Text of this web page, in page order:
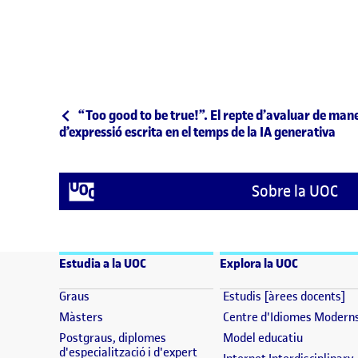
Navegació d'entrades
Entrada anterior
“Too good to be true!”. El repte d’avaluar de
d’expressió escrita en el temps de la IA generativa
Sobre la UOC
Estudia a la UOC
Graus (s'obre en una finestra nova)
Màsters (s'obre en una finestra nova)
Postgraus, diplomes
d'especialització i d'expert(s'obre en una finestra nova)
Explora la UOC
Estudis [àrees docents]
Centre d'Idiomes
Model educatiu(s'obre en